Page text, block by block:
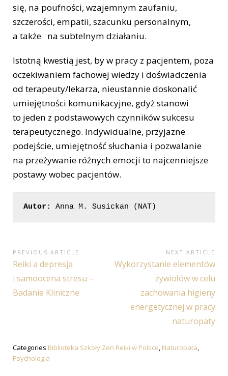
się, na poufności, wzajemnym zaufaniu,
szczerości, empatii, szacunku personalnym,
a także na subtelnym działaniu.
Istotną kwestią jest, by w pracy z pacjentem, poza
oczekiwaniem fachowej wiedzy i doświadczenia
od terapeuty/lekarza, nieustannie doskonalić
umiejętności komunikacyjne, gdyż stanowi
to jeden z podstawowych czynników sukcesu
terapeutycznego. Indywidualne, przyjazne
podejście, umiejętność słuchania i pozwalanie
na przeżywanie różnych emocji to najcenniejsze
postawy wobec pacjentów.
Autor: Anna M. Susickan (NAT)
Nawigacja
wpisu
PREVIOUS ARTICLE
Previous
Article:
Reiki a depresja
i samoocena stresu –
Badanie Kliniczne
NEXT ARTICLE
Next
Wykorzystanie elementów
żywiołów w celu
zachowania higieny
energetycznej w pracy
naturopaty
Categories Biblioteka Szkoły Zen Reiki w Polsce, Naturopata,
Psychologia